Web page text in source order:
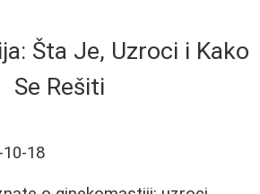
Šta Je, Uzroci i Kako
Se Rešiti
18